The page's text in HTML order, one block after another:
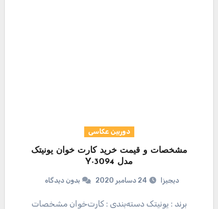
دوربین عکاسی
مشخصات و قیمت خرید کارت خوان یونیتک
مدل Y-3094
دیجیزا 24 دسامبر 2020 بدون دیدگاه
برند : یونیتک دسته‌بندی : کارت‌خوان مشخصات